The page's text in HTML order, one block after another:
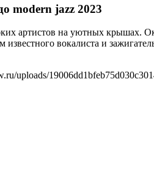
modern jazz 2023
артистов на уютных крышах.
вокалиста и
uploads/